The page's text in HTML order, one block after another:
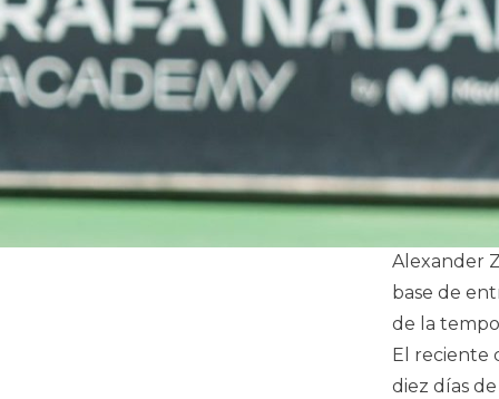
Alexander
base de
de la
El reciente
diez días